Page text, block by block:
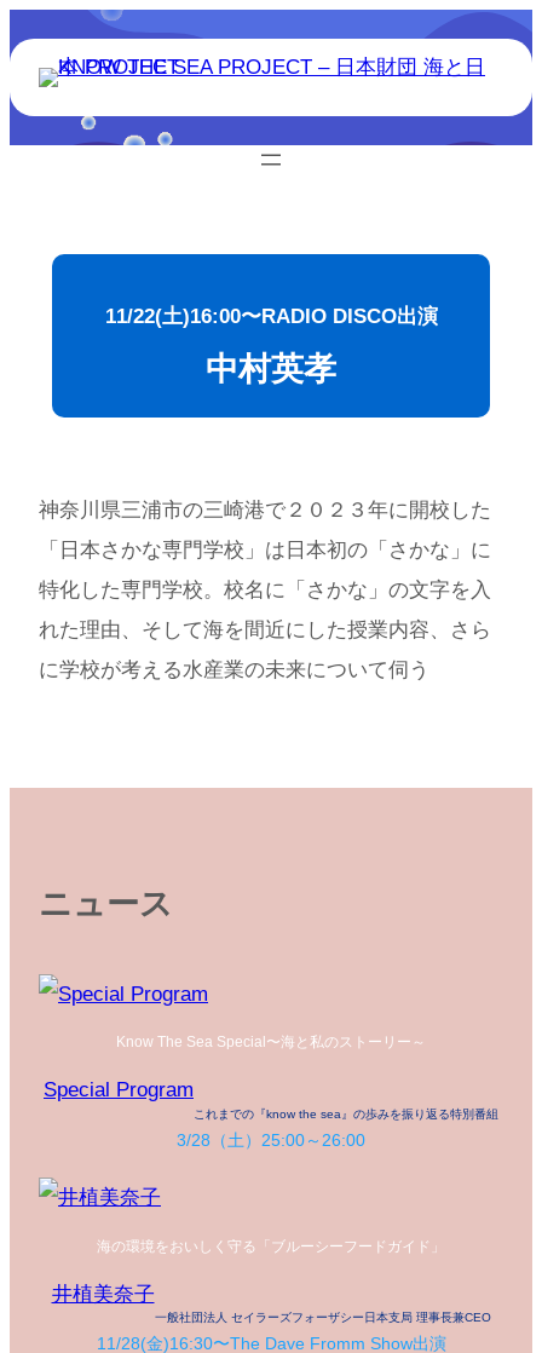
11/22(土)16:00〜RADIO DISCO出演
中村英孝
神奈川県三浦市の三崎港で２０２３年に開校した
「日本さかな専門学校」は日本初の「さかな」に
特化した専門学校。校名に「さかな」の文字を入
れた理由、そして海を間近にした授業内容、さら
に学校が考える水産業の未来について伺う
ニュース
Know The Sea Special〜海と私のストーリー～
Special Program
これまでの『know the sea』の歩みを振り返る特別番組
3/28（土）25:00～26:00
海の環境をおいしく守る「ブルーシーフードガイド」
井植美奈子
一般社団法人 セイラーズフォーザシー日本支局 理事長兼CEO
11/28(金)16:30〜The Dave Fromm Show出演